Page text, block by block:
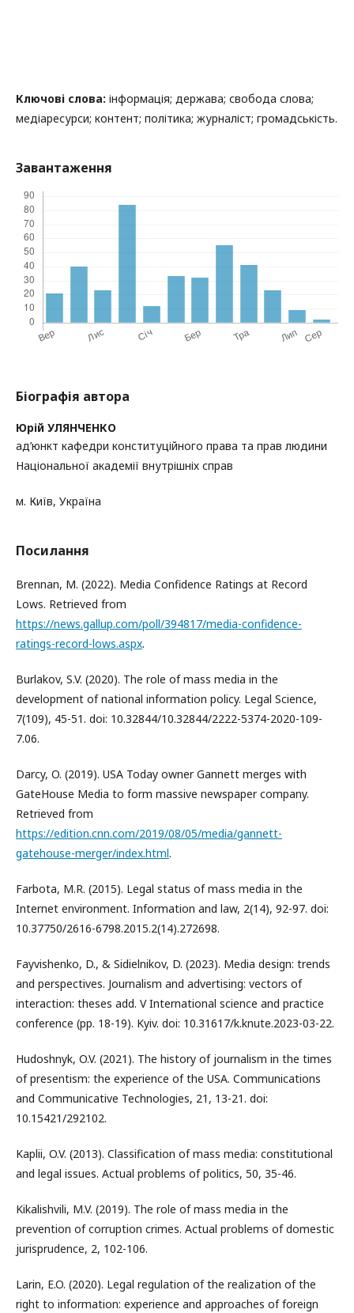
Ключові слова: інформація; держава; свобода слова;
медіаресурси; контент; політика; журналіст; громадськість.
Завантаження
Біографія автора
Юрій УЛЯНЧЕНКО
ад’юнкт кафедри конституційного права та прав людини
Національної академії внутрішніх справ
м. Київ, Україна
Посилання
Brennan, M. (2022). Media Confidence Ratings at Record
Lows. Retrieved from
https://news.gallup.com/poll/394817/media-confidence-
ratings-record-lows.aspx.
Burlakov, S.V. (2020). The role of mass media in the
development of national information policy. Legal Science,
7(109), 45-51. doi: 10.32844/10.32844/2222-5374-2020-109-
7.06.
Darcy, O. (2019). USA Today owner Gannett merges with
GateHouse Media to form massive newspaper company.
Retrieved from
https://edition.cnn.com/2019/08/05/media/gannett-
gatehouse-merger/index.html.
Farbota, M.R. (2015). Legal status of mass media in the
Internet environment. Information and law, 2(14), 92-97. doi:
10.37750/2616-6798.2015.2(14).272698.
Fayvishenko, D., & Sidielnikov, D. (2023). Media design: trends
and perspectives. Journalism and advertising: vectors of
interaction: theses add. V International science and practice
conference (pp. 18-19). Kyiv. doi: 10.31617/k.knute.2023-03-22.
Hudoshnyk, O.V. (2021). The history of journalism in the times
of presentism: the experience of the USA. Communications
and Communicative Technologies, 21, 13-21. doi:
10.15421/292102.
Kaplii, O.V. (2013). Classification of mass media: constitutional
and legal issues. Actual problems of politics, 50, 35-46.
Kikalishvili, M.V. (2019). The role of mass media in the
prevention of corruption crimes. Actual problems of domestic
jurisprudence, 2, 102-106.
Larin, E.O. (2020). Legal regulation of the realization of the
right to information: experience and approaches of foreign